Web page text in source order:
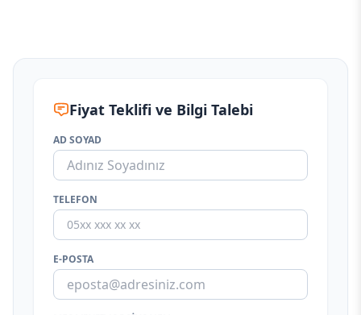
Fiyat Teklifi ve Bilgi Talebi
AD SOYAD
TELEFON
E-POSTA